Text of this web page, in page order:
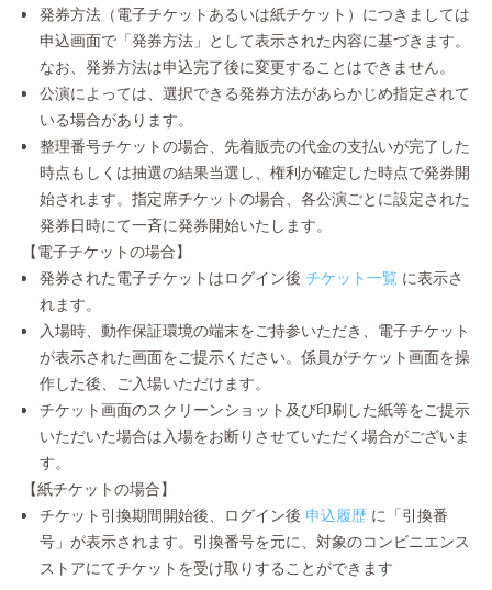
発券方法（電子チケットあるいは紙チケット）につきましては
申込画面で「発券方法」として表示された内容に基づきます。
なお、発券方法は申込完了後に変更することはできません。
公演によっては、選択できる発券方法があらかじめ指定されて
いる場合があります。
整理番号チケットの場合、先着販売の代金の支払いが完了した
時点もしくは抽選の結果当選し、権利が確定した時点で発券開
始されます。指定席チケットの場合、各公演ごとに設定された
発券日時にて一斉に発券開始いたします。
【電子チケットの場合】
発券された電子チケットはログイン後 チケット一覧 に表示さ
れます。
入場時、動作保証環境の端末をご持参いただき、電子チケット
が表示された画面をご提示ください。係員がチケット画面を操
作した後、ご入場いただけます。
チケット画面のスクリーンショット及び印刷した紙等をご提示
いただいた場合は入場をお断りさせていただく場合がございま
す。
【紙チケットの場合】
チケット引換期間開始後、ログイン後 申込履歴 に「引換番
号」が表示されます。引換番号を元に、対象のコンビニエンス
ストアにてチケットを受け取りすることができます